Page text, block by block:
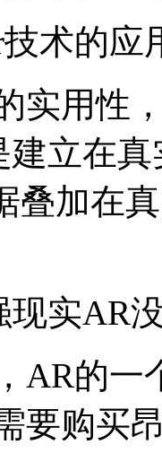
术的应
实用性
建立在
叠加在
现实AR
AR的一
要购买